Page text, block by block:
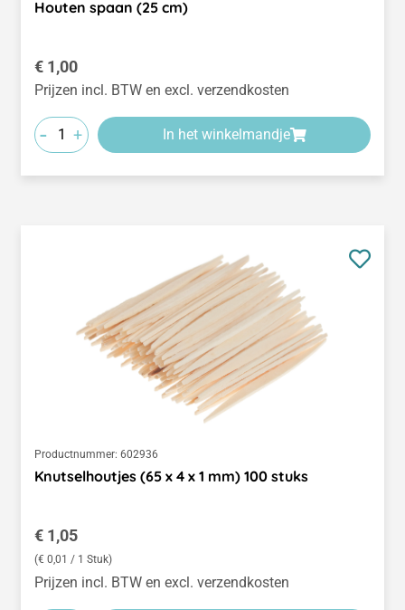
Houten spaan (25 cm)
Normale prijs:
€ 1,00
Prijzen incl. BTW en excl. verzendkosten
- + In het winkelmandje
Productnummer: 602936
Knutselhoutjes (65 x 4 x 1 mm) 100 stuks
Normale prijs:
€ 1,05
(€ 0,01 / 1 Stuk)
Prijzen incl. BTW en excl. verzendkosten